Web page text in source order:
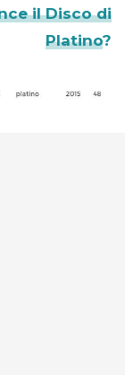
il Disco di
Platino?